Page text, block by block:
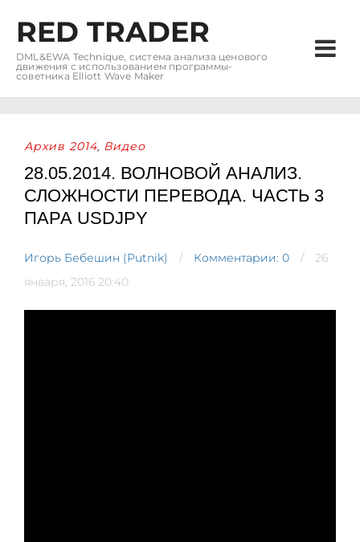
RED TRADER
DML&EWA Technique, система анализа ценового
движения с использованием программы-
советника Elliott Wave Maker
Архив 2014, Видео
28.05.2014. ВОЛНОВОЙ АНАЛИЗ.
СЛОЖНОСТИ ПЕРЕВОДА. ЧАСТЬ 3
ПАРА USDJPY
Игорь Бебешин (Putnik) Комментарии: 0
26
января, 2016 20:40